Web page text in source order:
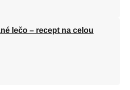
lečo – recept na celou